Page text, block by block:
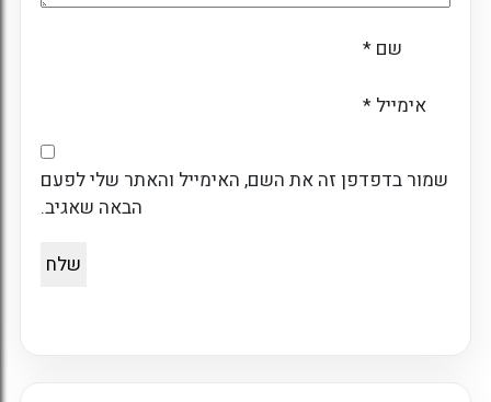
שם*
אימייל*
שמור בדפדפן זה את השם, האימייל והאתר שלי לפעם
הבאה שאגיב.